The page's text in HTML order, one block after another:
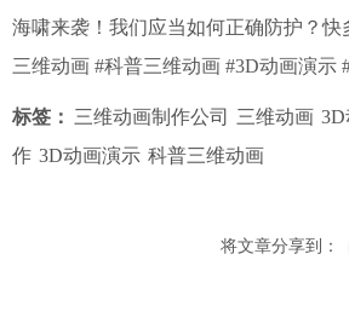
海啸来袭！我们应当如何正确防护？快
三维动画 #科普三维动画 #3D动画演示
标签： 三维动画制作公司 三维动画 3D
作 3D动画演示 科普三维动画
将文章分享到：